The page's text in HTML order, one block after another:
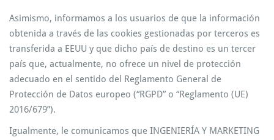
Asimismo, informamos a los usuarios de que la información
obtenida a través de las cookies gestionadas por terceros es
transferida a EEUU y que dicho país de destino es un tercer
país que, actualmente, no ofrece un nivel de protección
adecuado en el sentido del Reglamento General de
Protección de Datos europeo (“RGPD” o “Reglamento (UE)
2016/679”).
Igualmente, le comunicamos que INGENIERÍA Y MARKETING